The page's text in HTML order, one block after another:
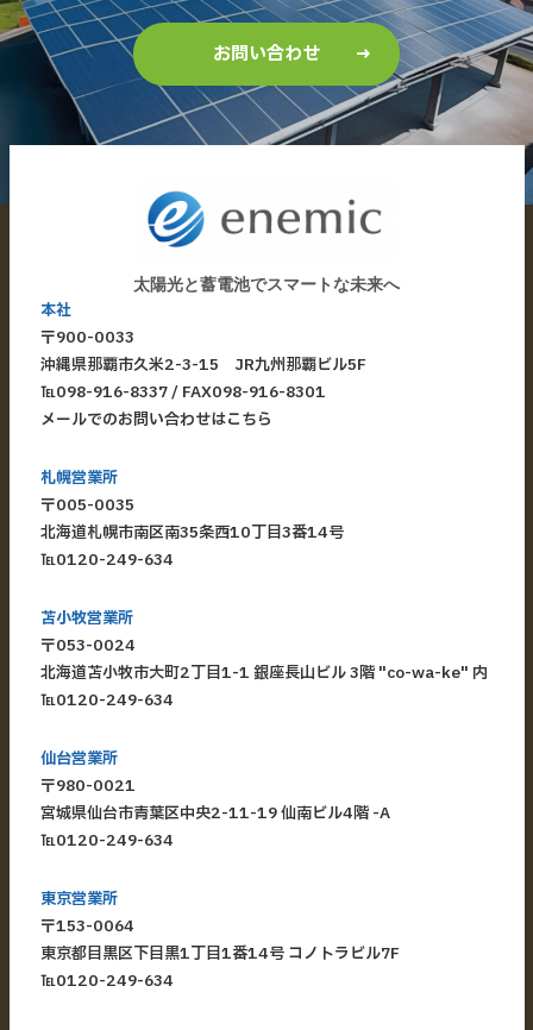
お問い合わせ
太陽光と蓄電池でスマートな未来へ
本社
〒900-0033
​沖縄県那覇市久米2-3-15 JR九州那覇ビル5F
​℡098-916-8337/ FAX098-916-8301
メールでのお問い合わせはこちら
札幌営業所
〒005-0035
北海道札幌市南区南35条西10丁目3番14号
℡0120-249-634
苫小牧営業所
〒053-0024
北海道苫小牧市大町2丁目1-1 銀座長山ビル 3階 "co-wa-ke" 内
℡0120-249-634
仙台営業所
〒980-0021
宮城県仙台市青葉区中央2-11-19 仙南ビル4階 -A
℡0120-249-634
東京営業所
〒153-0064
東京都目黒区下目黒1丁目1番14号 コノトラビル7F
℡0120-249-634